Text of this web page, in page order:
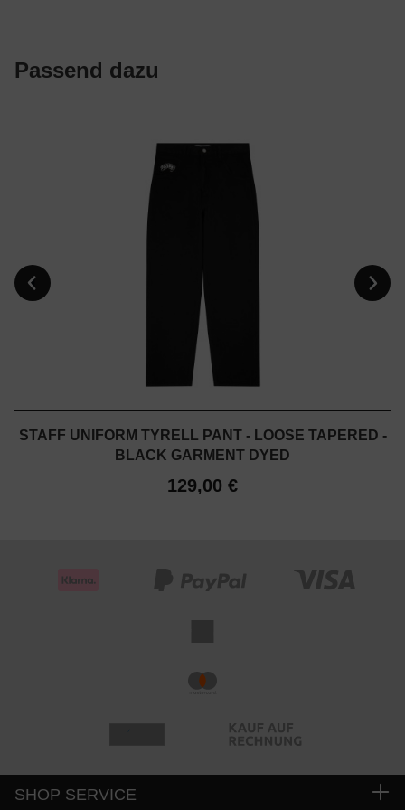
Passend dazu
STAFF UNIFORM TYRELL PANT - LOOSE TAPERED -
BLACK GARMENT DYED
129,00 €
SHOP SERVICE